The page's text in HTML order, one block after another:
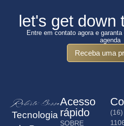
let's get down
Entre em contato agora e
agenda
Receba uma
Tecnologia
Acesso
rápido
SOBRE